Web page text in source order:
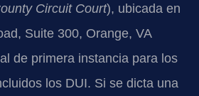
Circuit Court), ubicada en
Suite 300, Orange, VA
de primera instancia para los
los DUI. Si se dicta una